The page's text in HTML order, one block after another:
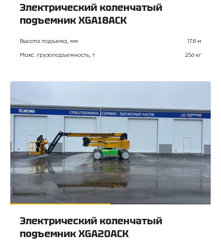
Электрический коленчатый
подъемник XGA18ACK
Высота подъема, мм
17.8 м
Макс. грузоподъемность, т
256 кг
Электрический коленчатый
подъемник XGA20ACK